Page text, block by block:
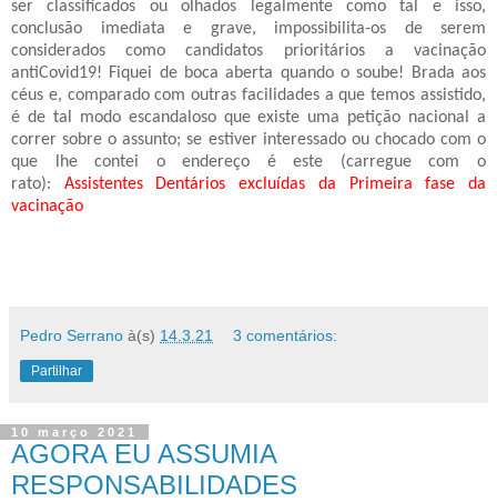
ser classificados ou olhados legalmente como tal e isso,
conclusão imediata e grave, impossibilita-os de serem
considerados como candidatos prioritários a vacinação
antiCovid19! Fiquei de boca aberta quando o soube! Brada aos
céus e, comparado com outras facilidades a que temos assistido,
é de tal modo escandaloso que existe uma petição nacional a
correr sobre o assunto; se estiver interessado ou chocado com o
que lhe contei o endereço é este (carregue com o
rato): Assistentes Dentários excluídas da Primeira fase da
vacinação
Pedro Serrano à(s) 14.3.21 3 comentários:
Partilhar
10 março 2021
AGORA EU ASSUMIA
RESPONSABILIDADES